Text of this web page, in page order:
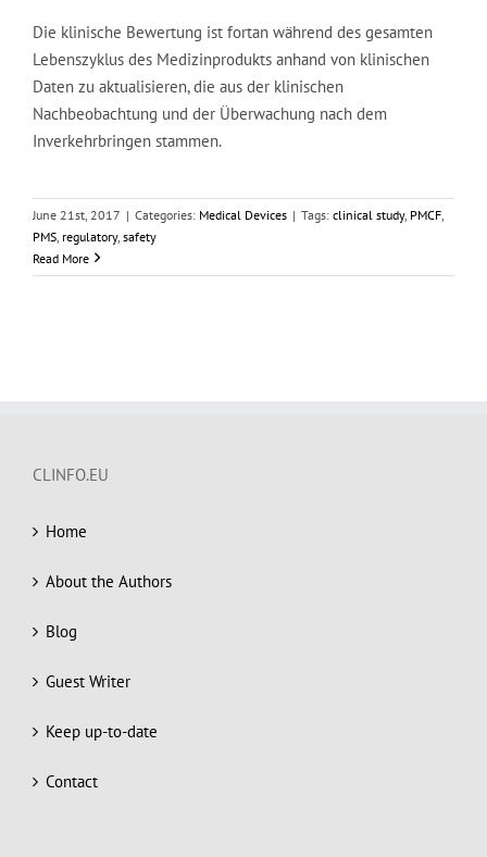
Die klinische Bewertung ist fortan während des gesamten
Lebenszyklus des Medizinprodukts anhand von klinischen
Daten zu aktualisieren, die aus der klinischen
Nachbeobachtung und der Überwachung nach dem
Inverkehrbringen stammen.
June 21st, 2017 | Categories: Medical Devices | Tags: clinical study, PMCF
PMS regulatory, safety
Read More
CLINFO.EU
Home
About the Authors
Blog
Guest Writer
Keep up-to-date
Contact